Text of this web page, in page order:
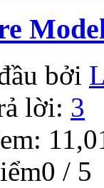
bởi
lời: 3
/ 5